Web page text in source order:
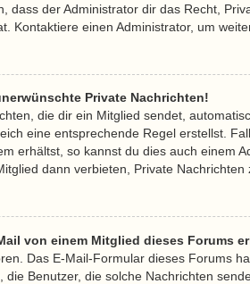
dass der Administrator dir das Recht,
Kontaktiere einen Administrator, um
Private Nachrichten!
die dir ein Mitglied sendet,
eine entsprechende Regel erstellst.
erhältst, so kannst du dies auch einem
dann verbieten, Private Nachrichten
von einem Mitglied dieses Forums
Das E-Mail-Formular dieses Forums
die Benutzer, die solche Nachrichten